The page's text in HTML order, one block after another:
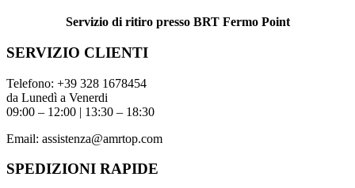
Servizio di ritiro presso BRT Fermo Point
SERVIZIO CLIENTI
Telefono: +39 328 1678454
da Lunedì a Venerdi
09:00 – 12:00 | 13:30 – 18:30
Email: assistenza@amrtop.com
SPEDIZIONI RAPIDE